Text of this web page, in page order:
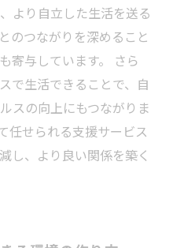
より自立した生活を送る
のつながりを深めること
寄与しています。 さら
で生活できることで、自
スの向上にもつながりま
任せられる支援サービス
し、より良い関係を築く